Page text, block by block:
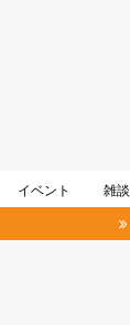
イベント 雑談